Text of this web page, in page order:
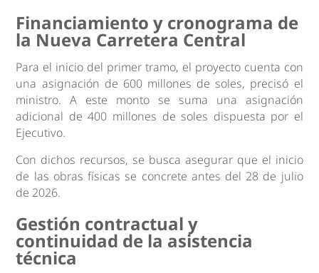
Financiamiento y cronograma de
la Nueva Carretera Central
Para el inicio del primer tramo, el proyecto cuenta con
una asignación de 600 millones de soles, precisó el
ministro. A este monto se suma una asignación
adicional de 400 millones de soles dispuesta por el
Ejecutivo.
Con dichos recursos, se busca asegurar que el inicio
de las obras físicas se concrete antes del 28 de julio
de 2026.
Gestión contractual y
continuidad de la asistencia
técnica